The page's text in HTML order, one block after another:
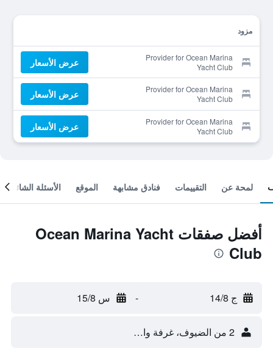
مزود
Provider for Ocean Marina
Yacht Club
عرض الأسعار
Provider for Ocean Marina
Yacht Club
عرض الأسعار
Provider for Ocean Marina
Yacht Club
عرض الأسعار
لمحة عن التقييمات فنادق مشابهة الموقع الأسئلة الشائعة
أفضل صفقات Ocean Marina Yacht
Club
ج 14/8 - س 15/8
2 من الضيوف، غرفة واحدة